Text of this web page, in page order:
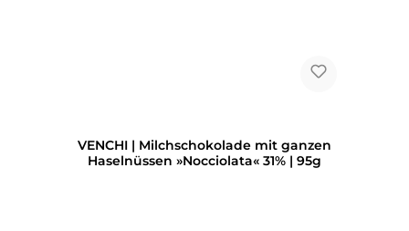
VENCHI | Milchschokolade mit ganzen
Haselnüssen »Nocciolata« 31% | 95g